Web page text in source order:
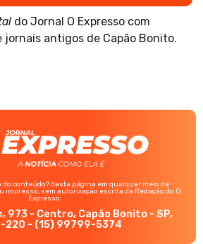
do Jornal O Expresso com
jornais antigos de Capão Bonito.
do conteúdo? desta página em qualquer meio de
impresso, sem autorização escrita da Redação do O
Expresso.
973 - Centro, Capão Bonito - SP,
220 - (15) 99799-5374